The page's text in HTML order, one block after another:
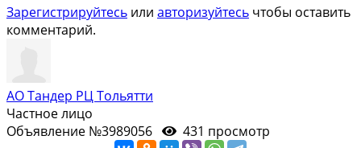
Зарегистрируйтесь или авторизуйтесь чтобы оставить
комментарий.
АО Тандер РЦ Тольятти
Частное лицо
Объявление №3989056
431 просмотр